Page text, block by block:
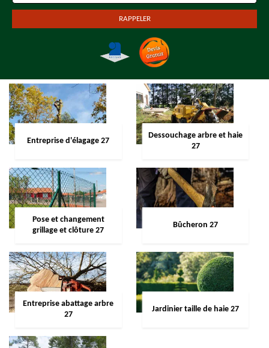
Entreprise d'élagage 27
Dessouchage arbre et haie
27
Pose et changement
grillage et clôture 27
Bûcheron 27
Entreprise abattage arbre
27
Jardinier taille de haie 27